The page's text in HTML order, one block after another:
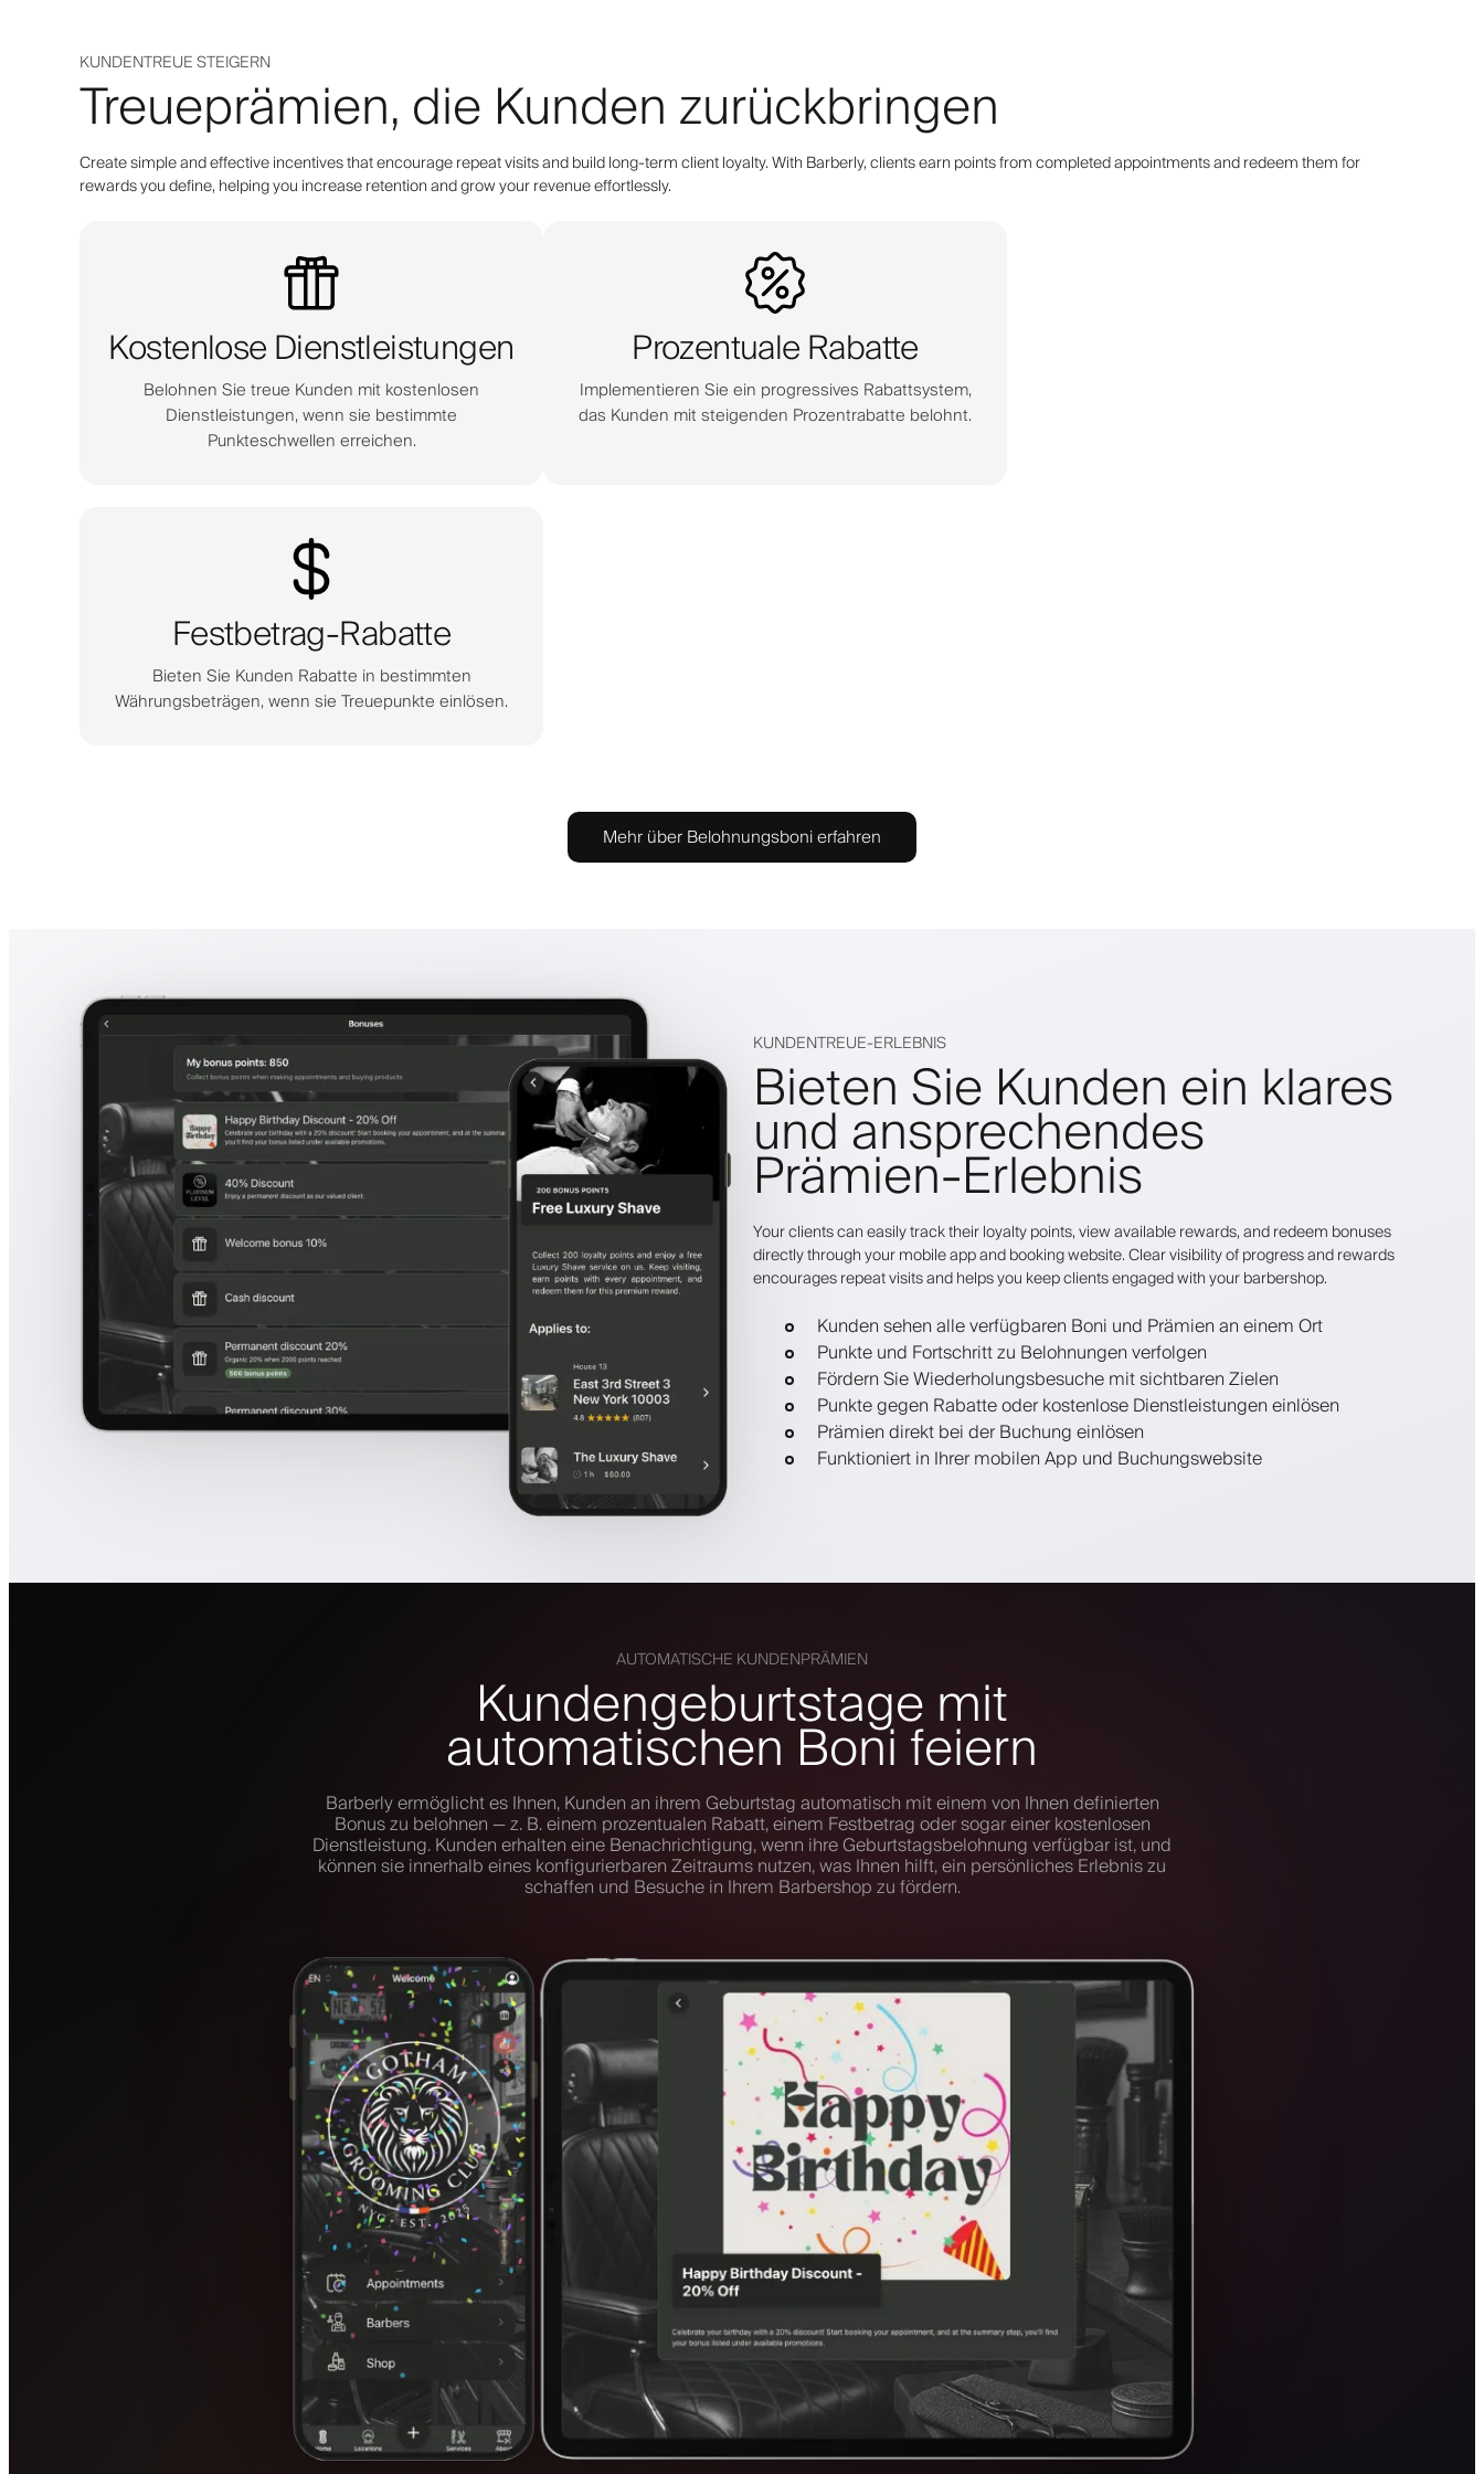
KUNDENTREUE STEIGERN
Treueprämien, die Kunden zurückbringen
Create simple and effective incentives that encourage repeat visits and build long-term client loyalty. With Barberly, clients earn points from completed appointments and redeem them for
rewards you define, helping you increase retention and grow your revenue effortlessly.
Kostenlose Dienstleistungen
Belohnen Sie treue Kunden mit kostenlosen
Dienstleistungen, wenn sie bestimmte
Punkteschwellen erreichen.
Prozentuale Rabatte
Implementieren Sie ein progressives Rabattsystem,
das Kunden mit steigenden Prozentrabatte belohnt.
Festbetrag-Rabatte
Bieten Sie Kunden Rabatte in bestimmten
Währungsbeträgen, wenn sie Treuepunkte einlösen.
Mehr über Belohnungsboni erfahren
KUNDENTREUE-ERLEBNIS
Bieten Sie Kunden ein klares
und ansprechendes
Prämien-Erlebnis
Your clients can easily track their loyalty points, view available rewards, and redeem bonuses
directly through your mobile app and booking website. Clear visibility of progress and rewards
encourages repeat visits and helps you keep clients engaged with your barbershop.
Kunden sehen alle verfügbaren Boni und Prämien an einem Ort
Punkte und Fortschritt zu Belohnungen verfolgen
Fördern Sie Wiederholungsbesuche mit sichtbaren Zielen
Punkte gegen Rabatte oder kostenlose Dienstleistungen einlösen
Prämien direkt bei der Buchung einlösen
Funktioniert in Ihrer mobilen App und Buchungswebsite
AUTOMATISCHE KUNDENPRÄMIEN
Kundengeburtstage mit
automatischen Boni feiern
Barberly ermöglicht es Ihnen, Kunden an ihrem Geburtstag automatisch mit einem von Ihnen definierten
Bonus zu belohnen — z. B. einem prozentualen Rabatt, einem Festbetrag oder sogar einer kostenlosen
Dienstleistung. Kunden erhalten eine Benachrichtigung, wenn ihre Geburtstagsbelohnung verfügbar ist, und
können sie innerhalb eines konfigurierbaren Zeitraums nutzen, was Ihnen hilft, ein persönliches Erlebnis zu
schaffen und Besuche in Ihrem Barbershop zu fördern.